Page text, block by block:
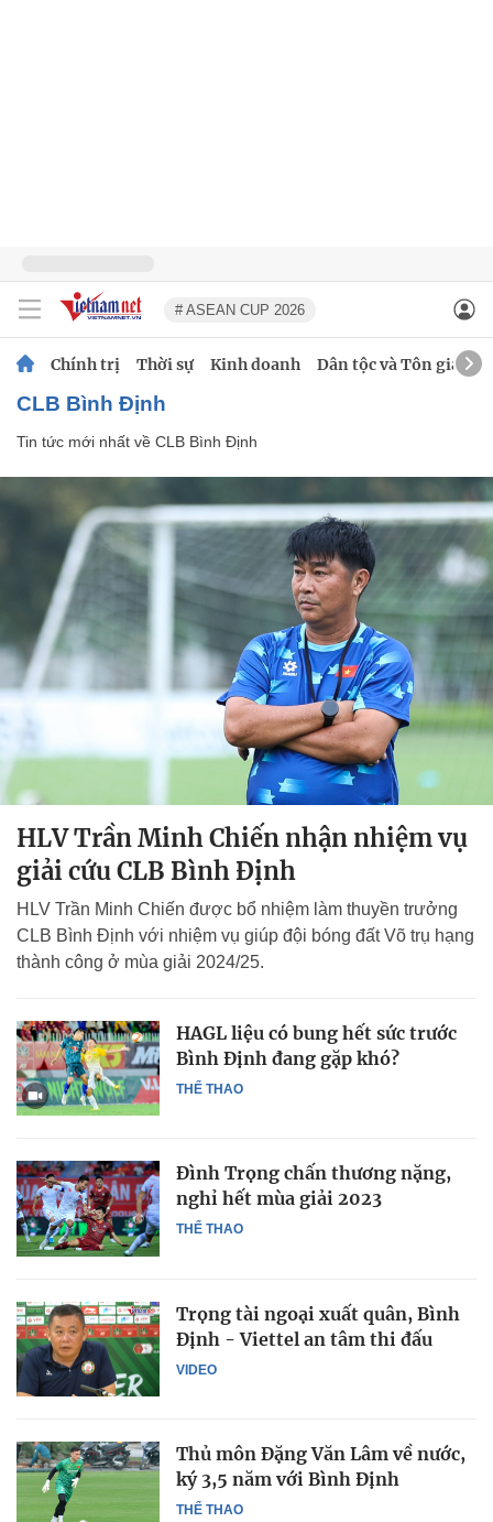
# ASEAN CUP 2026
Chính trị Thời sự Kinh doanh Dân tộc và Tôn giáo
CLB Bình Định
Tin tức mới nhất về CLB Bình Định
HLV Trần Minh Chiến nhận nhiệm vụ
giải cứu CLB Bình Định
HLV Trần Minh Chiến được bổ nhiệm làm thuyền trưởng
CLB Bình Định với nhiệm vụ giúp đội bóng đất Võ trụ hạng
thành công ở mùa giải 2024/25.
THỂ THAO
HAGL liệu có bung hết sức trước
Bình Định đang gặp khó?
THỂ THAO
Đình Trọng chấn thương nặng,
nghỉ hết mùa giải 2023
VIDEO
Trọng tài ngoại xuất quân, Bình
Định - Viettel an tâm thi đấu
THỂ THAO
Thủ môn Đặng Văn Lâm về nước,
ký 3,5 năm với Bình Định